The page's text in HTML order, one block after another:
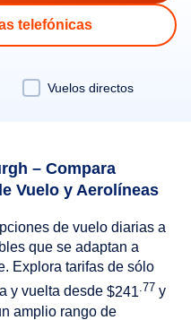
telefónicas
Vuelos directos
– Compara
Vuelo y Aerolíneas
de vuelo diarias a
que se adaptan a
Explora tarifas de sólo
y vuelta desde $241 .77 y
amplio rango de